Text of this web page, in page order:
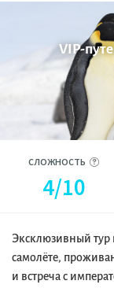
VIP-
СЛОЖНОСТЬ
4/10
Эксклюзивный тур
самолёте,
и встреча с